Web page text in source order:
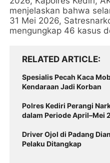
menjelaskan bahwa
31 Mei 2026,
mengungkap 46 kasus
RELATED ARTICLE
Spesialis Pecah Kaca
Kendaraan Jadi Korban
Polres Kediri Perangi
dalam Periode April–Mei
Driver Ojol di Padang
Pelaku Ditangkap